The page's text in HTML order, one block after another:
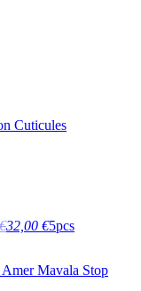
Cuticules
32,00 €5pcs
Amer Mavala Stop